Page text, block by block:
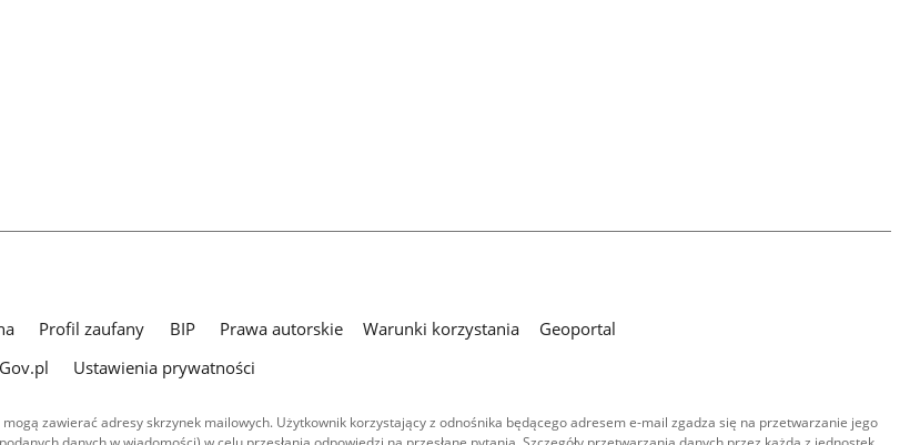
Profil zaufany BIP Prawa autorskie Warunki korzystania
Geoportal
Ustawienia prywatności
zawierać adresy skrzynek mailowych. Użytkownik korzystający z odnośnika będącego adresem e-mail zgadza się na przetwarzanie jego